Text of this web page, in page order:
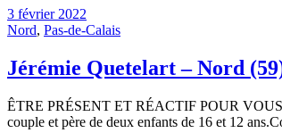
3 février 2022
Nord, Pas-de-Calais
Jérémie Quetelart – Nord
ÊTRE PRÉSENT ET RÉACTIF POUR
couple et père de deux enfants de 16 et 12